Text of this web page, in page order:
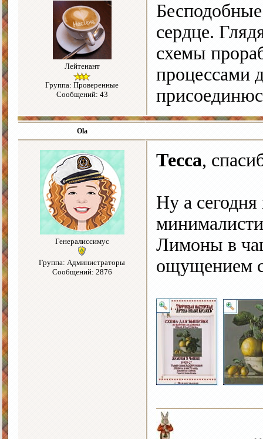
Лейтенант
Группа: Проверенные
Сообщений: 43
сердце.
схемы
процессами
Ola
Генералиссимус
Группа: Администраторы
Сообщений: 2876
Тесса,
Ну а
Лимоны в
ощущением